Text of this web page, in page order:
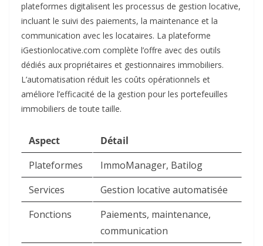
plateformes digitalisent les processus de gestion locative,
incluant le suivi des paiements, la maintenance et la
communication avec les locataires. La plateforme
iGestionlocative.com complète l’offre avec des outils
dédiés aux propriétaires et gestionnaires immobiliers.
L’automatisation réduit les coûts opérationnels et
améliore l’efficacité de la gestion pour les portefeuilles
immobiliers de toute taille.​
Aspect
Détail
Plateformes
ImmoManager, Batilog
Services
Gestion locative automatisée
Fonctions
Paiements, maintenance,
communication